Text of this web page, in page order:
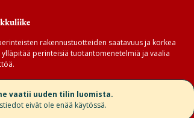
rakennustuotteiden saatavuus ja korkea
perinteisiä tuotantomenetelmiä ja vaalia
vaatii uuden tilin luomista.
eivät ole enää käytössä.